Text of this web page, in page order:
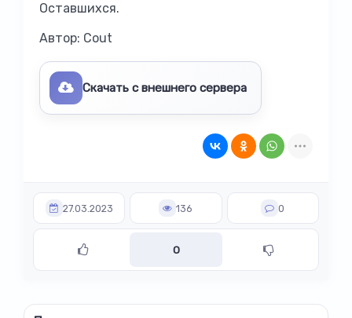
Оставшихся.
Автор: Cout
Скачать с внешнего сервера
27.03.2023 136 0
0